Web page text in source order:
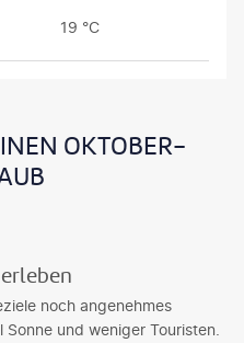
19 °C
OKTOBER-
noch angenehmes
und weniger Touristen.